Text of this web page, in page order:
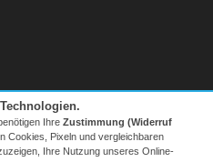
Ihre Zustimmung (Widerruf
Cookies, Pixeln und vergleichbaren
Ihre Nutzung unseres Online-